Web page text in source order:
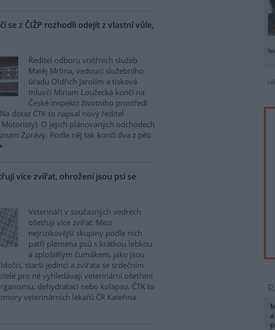
se z ČIŽP rozhodli odejít z vlastní vůle,
Ředitel odboru vnitřních služeb
Matěj Mrlina, vedoucí služebního
úřadu Oldřich Jarolím a tisková
mluvčí Miriam Loužecká končí na
České inspekci životního prostředí
dotaz ČTK to napsal nový ředitel
Motoristy). O jejich plánovaných odchodech
Zprávy. Podle něj tak končí dva z pěti
více zvířat, ohrožení jsou psi se
Veterináři v současných vedrech
ošetřují více zvířat. Mezi
nejrizikovější skupiny podle nich
patří plemena psů s krátkou lebkou
a zploštělým čumákem, jako jsou
starší jedinci a zvířata se srdečním
pro ně vyhledávají veterinární ošetření
dehydrataci nebo kolapsu. ČTK to
veterinárních lékařů ČR Kateřina